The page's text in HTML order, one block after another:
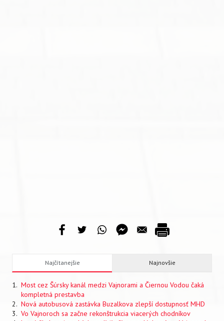
Najčítanejšie Najnovšie
Most cez Šúrsky kanál medzi Vajnorami a Čiernou Vodou čaká
kompletná prestavba
Nová autobusová zastávka Buzalkova zlepší dostupnosť MHD
Vo Vajnoroch sa začne rekonštrukcia viacerých chodníkov